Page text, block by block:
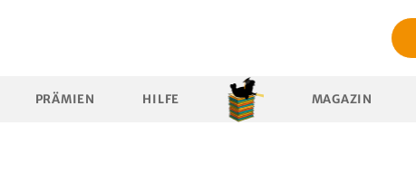
PRÄMIEN HILFE MAGAZIN